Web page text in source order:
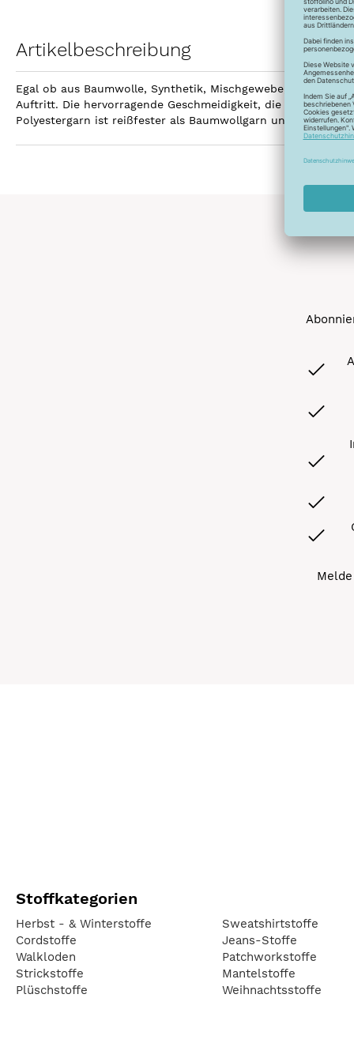
Artikelbeschreibung
Egal ob aus Baumwolle, Synthetik, Mischgewebe, Leinen
Auftritt. Die hervorragende Geschmeidigkeit, die hohe
Polyestergarn ist reißfester als Baumwollgarn und kann
Stoffkategorien
Herbst - & Winterstoffe
Cordstoffe
Walkloden
Strickstoffe
Plüschstoffe
Sweatshirtstoffe
Jeans-Stoffe
Patchworkstoffe
Mantelstoffe
Weihnachtsstoffe